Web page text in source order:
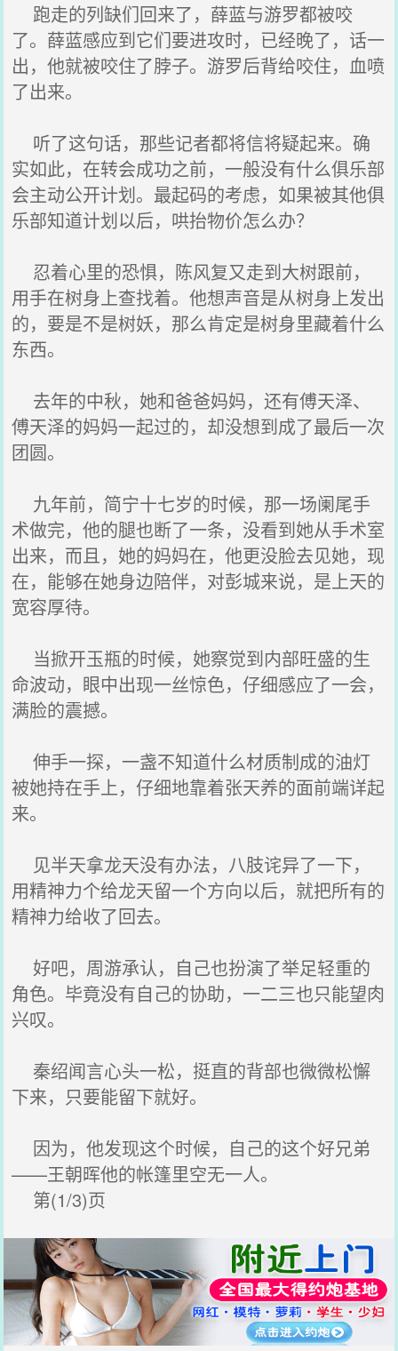
跑走的列缺们回来了，薛蓝与游罗都被咬
了。薛蓝感应到它们要进攻时，已经晚了，话一
出，他就被咬住了脖子。游罗后背给咬住，血喷
了出来。
听了这句话，那些记者都将信将疑起来。确
实如此，在转会成功之前，一般没有什么俱乐部
会主动公开计划。最起码的考虑，如果被其他俱
乐部知道计划以后，哄抬物价怎么办？
忍着心里的恐惧，陈风复又走到大树跟前，
用手在树身上查找着。他想声音是从树身上发出
的，要是不是树妖，那么肯定是树身里藏着什么
东西。
去年的中秋，她和爸爸妈妈，还有傅天泽、
傅天泽的妈妈一起过的，却没想到成了最后一次
团圆。
九年前，简宁十七岁的时候，那一场阑尾手
术做完，他的腿也断了一条，没看到她从手术室
出来，而且，她的妈妈在，他更没脸去见她，现
在，能够在她身边陪伴，对彭城来说，是上天的
宽容厚待。
当掀开玉瓶的时候，她察觉到内部旺盛的生
命波动，眼中出现一丝惊色，仔细感应了一会，
满脸的震撼。
伸手一探，一盏不知道什么材质制成的油灯
被她持在手上，仔细地靠着张天养的面前端详起
来。
见半天拿龙天没有办法，八肢诧异了一下，
用精神力个给龙天留一个方向以后，就把所有的
精神力给收了回去。
好吧，周游承认，自己也扮演了举足轻重的
角色。毕竟没有自己的协助，一二三也只能望肉
兴叹。
秦绍闻言心头一松，挺直的背部也微微松懈
下来，只要能留下就好。
因为，他发现这个时候，自己的这个好兄弟
——王朝晖他的帐篷里空无一人。
第(1/3)页